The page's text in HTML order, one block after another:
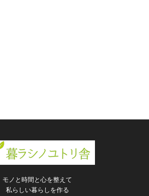
モノと時間と心を整えて
私らしい暮らしを作る